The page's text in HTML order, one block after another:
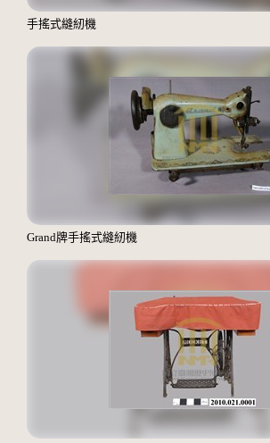
手搖式縫紉機
Grand牌手搖式縫紉機